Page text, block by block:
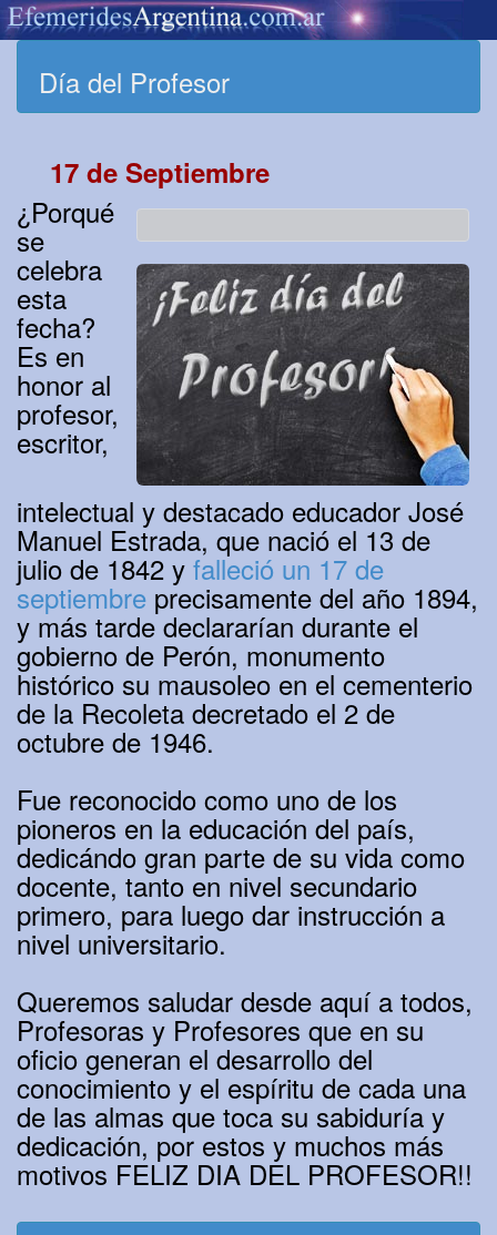
Día del Profesor
17 de Septiembre
¿Porqué
se
celebra
esta
fecha?
Es en
honor al
profesor,
escritor,
intelectual y destacado educador José
Manuel Estrada, que nació el 13 de
julio de 1842 y falleció un 17 de
septiembre precisamente del año 1894,
y más tarde declararían durante el
gobierno de Perón, monumento
histórico su mausoleo en el cementerio
de la Recoleta decretado el 2 de
octubre de 1946.
Fue reconocido como uno de los
pioneros en la educación del país,
dedicándo gran parte de su vida como
docente, tanto en nivel secundario
primero, para luego dar instrucción a
nivel universitario.
Queremos saludar desde aquí a todos,
Profesoras y Profesores que en su
oficio generan el desarrollo del
conocimiento y el espíritu de cada una
de las almas que toca su sabiduría y
dedicación, por estos y muchos más
motivos FELIZ DIA DEL PROFESOR!!